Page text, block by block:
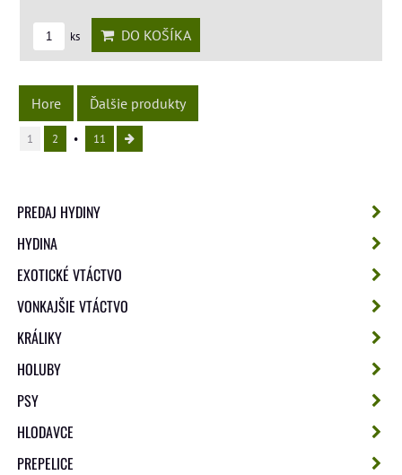
ks DO KOŠÍKA
Hore Ďalšie produkty
1 2 11
PREDAJ HYDINY
HYDINA
EXOTICKÉ VTÁCTVO
VONKAJŠIE VTÁCTVO
KRÁLIKY
HOLUBY
PSY
HLODAVCE
PREPELICE